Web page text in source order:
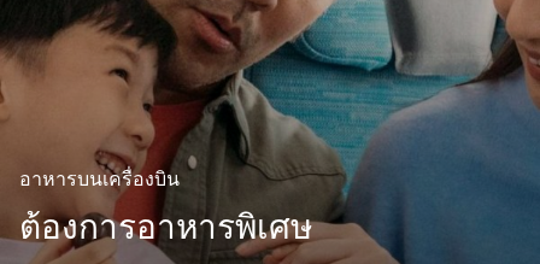
อาหารบนเครื่องบิน
ต้องการอาหารพิเศษ